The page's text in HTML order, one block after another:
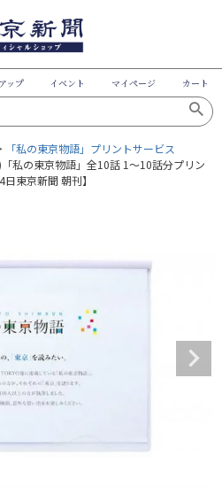
ップ イベント マイページ カート
「私の東京物語」プリントサービス
私の東京物語」全10話 1～10話分プリン
東京新聞 朝刊】